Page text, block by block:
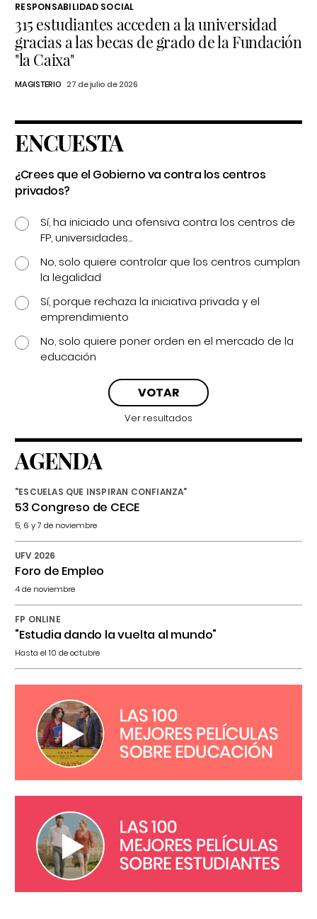
RESPONSABILIDAD SOCIAL
315 estudiantes acceden a la universidad
gracias a las becas de grado de la Fundación
"la Caixa"
MAGISTERIO 27 de julio de 2026
ENCUESTA
¿Crees que el Gobierno va contra los centros
privados?
Sí, ha iniciado una ofensiva contra los centros de
FP, universidades...
No, solo quiere controlar que los centros cumplan
la legalidad
Sí, porque rechaza la iniciativa privada y el
emprendimiento
No, solo quiere poner orden en el mercado de la
educación
Ver resultados
AGENDA
"ESCUELAS QUE INSPIRAN CONFIANZA"
53 Congreso de CECE
5, 6 y 7 de noviembre
UFV 2026
Foro de Empleo
4 de noviembre
FP ONLINE
"Estudia dando la vuelta al mundo"
Hasta el 10 de octubre